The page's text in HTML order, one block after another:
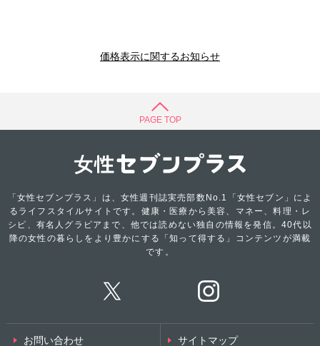
価格表示に関するお知らせ
PAGE TOP
「女性セブンプラス」は、女性週刊誌実売部数No.1「女性セブン」によ
るライフスタイルサイトです。健康・医療から美容、マネー、料理・レ
シピ、有名人グラビアまで、他では読めない独自の情報を発信。40代以
降の女性の暮らしをより豊かにする「知って得する」コンテンツが満載
です。
お問い合わせ サイトマップ